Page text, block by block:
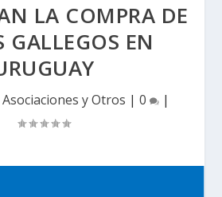
LA COMPRA DE
GALLEGOS EN
Asociaciones y Otros | 0 |